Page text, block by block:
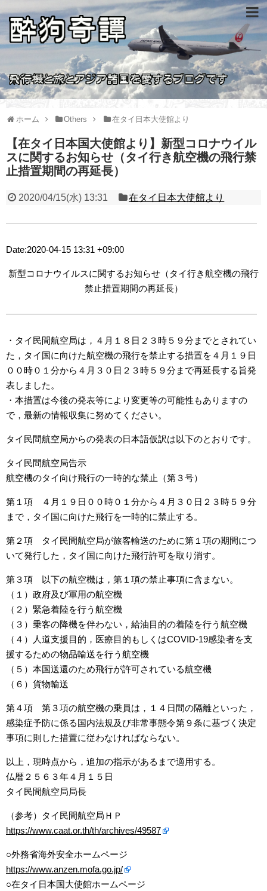
ホーム Others 在タイ日本大使館より
【在タイ日本国大使館より】新型コロナウイル
スに関するお知らせ（タイ行き航空機の飛行禁
止措置期間の再延長）
2020/04/15(水) 13:31 在タイ日本大使館より
Date:2020-04-15 13:31 +09:00
新型コロナウイルスに関するお知らせ（タイ行き航空機の飛行
禁止措置期間の再延長）
・タイ民間航空局は，４月１８日２３時５９分までとされてい
た，タイ国に向けた航空機の飛行を禁止する措置を４月１９日
００時０１分から４月３０日２３時５９分まで再延長する旨発
表しました。
・本措置は今後の発表等により変更等の可能性もありますの
で，最新の情報収集に努めてください。
タイ民間航空局からの発表の日本語仮訳は以下のとおりです。
タイ民間航空局告示
航空機のタイ向け飛行の一時的な禁止（第３号）
第１項 ４月１９日００時０１分から４月３０日２３時５９分
まで，タイ国に向けた飛行を一時的に禁止する。
第２項 タイ民間航空局が旅客輸送のために第１項の期間につ
いて発行した，タイ国に向けた飛行許可を取り消す。
第３項 以下の航空機は，第１項の禁止事項に含まない。
（１）政府及び軍用の航空機
（２）緊急着陸を行う航空機
（３）乗客の降機を伴わない，給油目的の着陸を行う航空機
（４）人道支援目的，医療目的もしくはCOVID-19感染者を支
援するための物品輸送を行う航空機
（５）本国送還のため飛行が許可されている航空機
（６）貨物輸送
第４項 第３項の航空機の乗員は，１４日間の隔離といった，
感染症予防に係る国内法規及び非常事態令第９条に基づく決定
事項に則した措置に従わなければならない。
以上，現時点から，追加の指示があるまで適用する。
仏暦２５６３年４月１５日
タイ民間航空局局長
（参考）タイ民間航空局ＨＰ
https://www.caat.or.th/th/archives/49587
○外務省海外安全ホームページ
https://www.anzen.mofa.go.jp/
○在タイ日本国大使館ホームページ